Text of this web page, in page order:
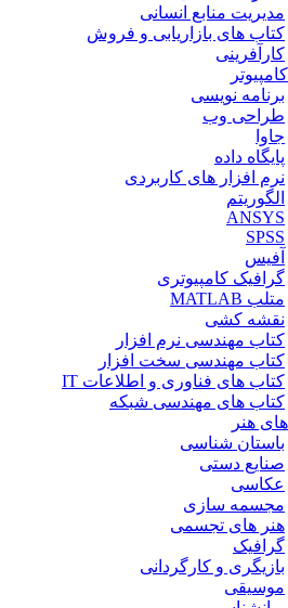
مدیریت منابع انسانی
کتاب های بازاریابی و فروش
کارآفرینی
برنامه نویسی
طراحی وب
جاوا
پایگاه داده
نرم افزار های کاربردی
الگوریتم
ANSYS
SPSS
آفیس
گرافیک کامپیوتری
متلب MATLAB
نقشه کشی
کتاب مهندسی نرم افزار
کتاب مهندسی سخت افزار
کتاب های فناوری و اطلاعات IT
کتاب های مهندسی شبکه
هنر
باستان شناسی
صنایع دستی
عکاسی
مجسمه سازی
هنر های تجسمی
گرافیک
بازیگری و کارگردانی
موسیقی